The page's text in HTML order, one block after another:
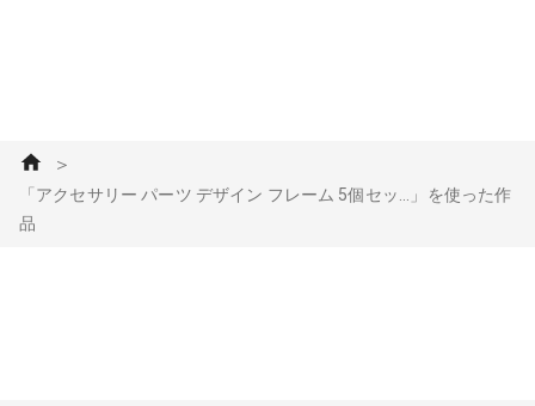
＞
「アクセサリー パーツ デザイン フレーム 5個セッ...」を使った作
品